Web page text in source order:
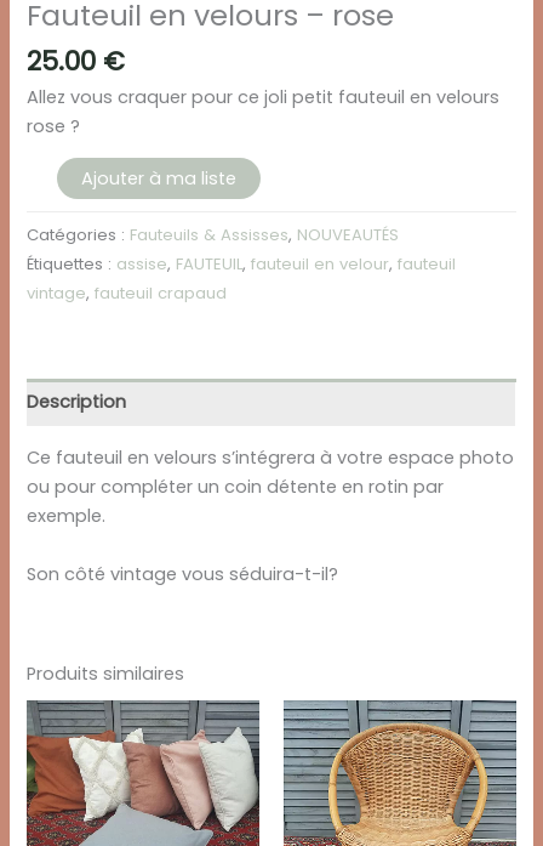
Fauteuil en velours – rose
25.00 €
Allez vous craquer pour ce joli petit fauteuil en velours
rose ?
quantité
Fauteuil
en
velours
Ajouter à ma liste
Catégories : Fauteuils & Assisses, NOUVEAUTÉS
Étiquettes : assise, FAUTEUIL,fauteuil en velour,fauteuil
vintage,fauteuil crapaud
Description
Ce fauteuil en velours s’intégrera à votre espace photo
ou pour compléter un coin détente en rotin par
exemple.
Son côté vintage vous séduira-t-il?
Produits similaires